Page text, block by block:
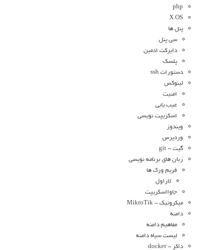
php
X OS
پنل ها
سی پنل
دایرکت ادمین
پلسک
دستورات ssh
لینوکس
امنیت
عیب یابی
اسکریپت نویسی
ویندوز
وردپرس
گیت - git
زبان های برنامه نویسی
فریم ورک ها
لاراول
جاوااسکریپت
میکروتیک - MikroTik
دامنه
مفاهیم دامنه
لیست سیاه دامنه
داکر - docker